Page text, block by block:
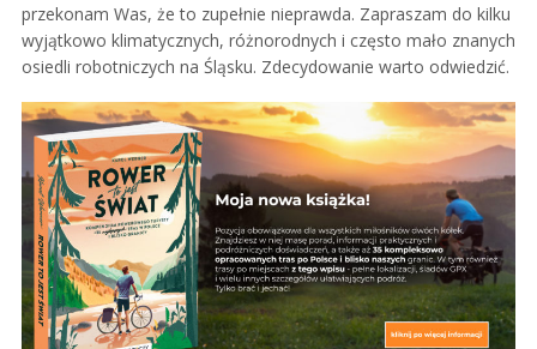
przekonam Was, że to zupełnie nieprawda. Zapraszam do kilku
wyjątkowo klimatycznych, różnorodnych i często mało znanych
osiedli robotniczych na Śląsku. Zdecydowanie warto odwiedzić.